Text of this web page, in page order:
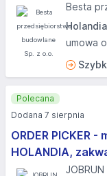
Besta
Holandia
umowa
ORDER PICKER
HOLANDIA,
JOBRUN
Polecana
Dodana 7 sierpnia